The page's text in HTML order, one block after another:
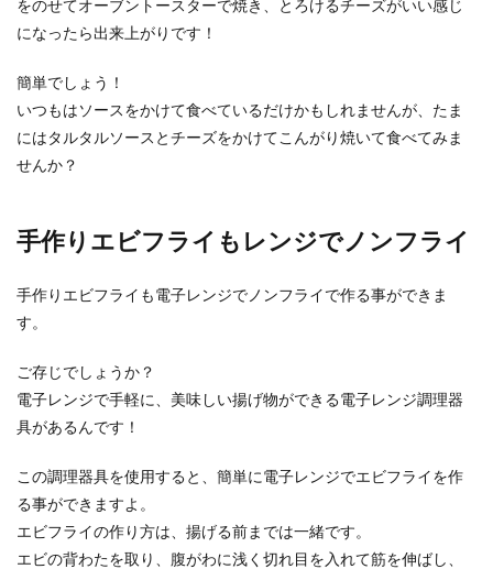
をのせてオーブントースターで焼き、とろけるチーズがいい感じ
になったら出来上がりです！
簡単でしょう！
いつもはソースをかけて食べているだけかもしれませんが、たま
にはタルタルソースとチーズをかけてこんがり焼いて食べてみま
せんか？
手作りエビフライもレンジでノンフライ
手作りエビフライも電子レンジでノンフライで作る事ができま
す。
ご存じでしょうか？
電子レンジで手軽に、美味しい揚げ物ができる電子レンジ調理器
具があるんです！
この調理器具を使用すると、簡単に電子レンジでエビフライを作
る事ができますよ。
エビフライの作り方は、揚げる前までは一緒です。
エビの背わたを取り、腹がわに浅く切れ目を入れて筋を伸ばし、